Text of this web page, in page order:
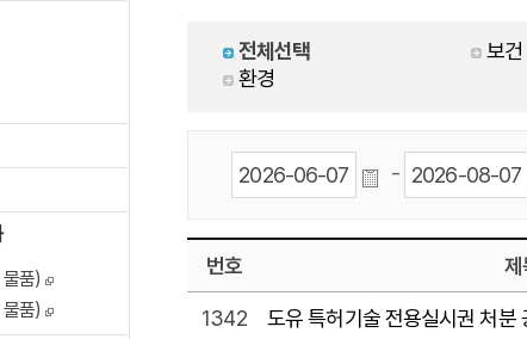
품)
품)
전체선택 보건
환경
-
번호 제
1342 도유 특허기술 전용실시권 처분